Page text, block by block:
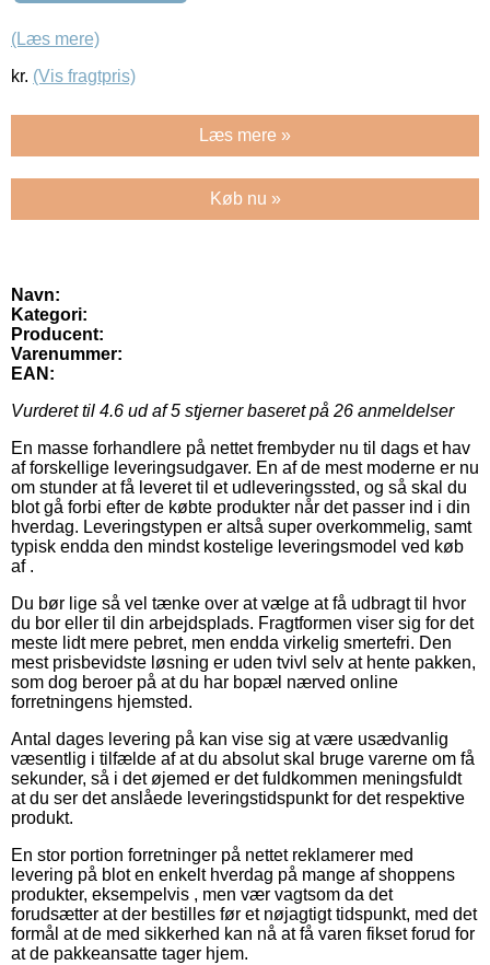
(Læs mere)
kr. (Vis fragtpris)
Læs mere »
Køb nu »
Navn:
Kategori:
Producent:
Varenummer:
EAN:
Vurderet til 4.6 ud af 5 stjerner baseret på 26 anmeldelser
En masse forhandlere på nettet frembyder nu til dags et hav
af forskellige leveringsudgaver. En af de mest moderne er nu
om stunder at få leveret til et udleveringssted, og så skal du
blot gå forbi efter de købte produkter når det passer ind i din
hverdag. Leveringstypen er altså super overkommelig, samt
typisk endda den mindst kostelige leveringsmodel ved køb
af .
Du bør lige så vel tænke over at vælge at få udbragt til hvor
du bor eller til din arbejdsplads. Fragtformen viser sig for det
meste lidt mere pebret, men endda virkelig smertefri. Den
mest prisbevidste løsning er uden tvivl selv at hente pakken,
som dog beroer på at du har bopæl nærved online
forretningens hjemsted.
Antal dages levering på kan vise sig at være usædvanlig
væsentlig i tilfælde af at du absolut skal bruge varerne om få
sekunder, så i det øjemed er det fuldkommen meningsfuldt
at du ser det anslåede leveringstidspunkt for det respektive
produkt.
En stor portion forretninger på nettet reklamerer med
levering på blot en enkelt hverdag på mange af shoppens
produkter, eksempelvis , men vær vagtsom da det
forudsætter at der bestilles før et nøjagtigt tidspunkt, med det
formål at de med sikkerhed kan nå at få varen fikset forud for
at de pakkeansatte tager hjem.